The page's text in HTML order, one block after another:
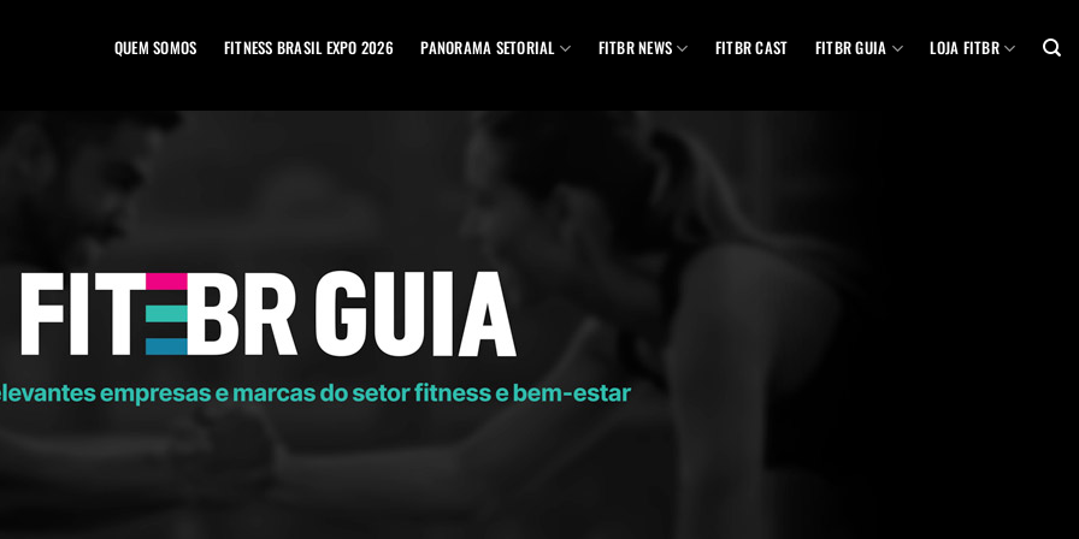
QUEM SOMOS FITNESS BRASIL EXPO 2026 PANORAMA SETORIAL FITBR NEWS FITBR CAST FITBR GUIA LOJA FITBR